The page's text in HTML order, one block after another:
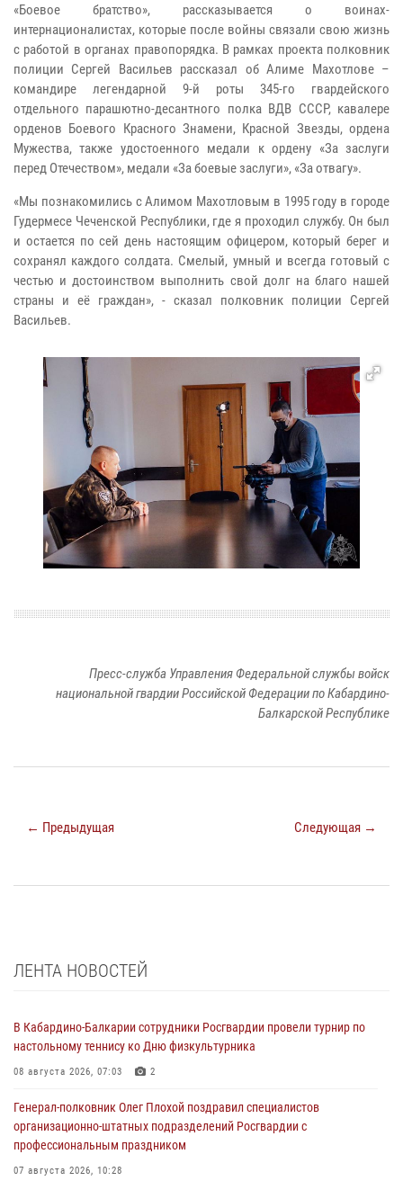
«Боевое братство», рассказывается о воинах-
интернационалистах, которые после войны связали свою жизнь
с работой в органах правопорядка. В рамках проекта полковник
полиции Сергей Васильев рассказал об Алиме Махотлове –
командире легендарной 9-й роты 345-го гвардейского
отдельного парашютно-десантного полка ВДВ СССР, кавалере
орденов Боевого Красного Знамени, Красной Звезды, ордена
Мужества, также удостоенного медали к ордену «За заслуги
перед Отечеством», медали «За боевые заслуги», «За отвагу».
«Мы познакомились с Алимом Махотловым в 1995 году в городе
Гудермесе Чеченской Республики, где я проходил службу. Он был
и остается по сей день настоящим офицером, который берег и
сохранял каждого солдата. Смелый, умный и всегда готовый с
честью и достоинством выполнить свой долг на благо нашей
страны и её граждан», - сказал полковник полиции Сергей
Васильев.
Пресс-служба Управления Федеральной службы войск
национальной гвардии Российской Федерации по Кабардино-
Балкарской Республике
← Предыдущая Следующая →
ЛЕНТА НОВОСТЕЙ
В Кабардино-Балкарии сотрудники Росгвардии провели турнир по
настольному теннису ко Дню физкультурника
08 августа 2026, 07:03 2
Генерал-полковник Олег Плохой поздравил специалистов
организационно-штатных подразделений Росгвардии с
профессиональным праздником
07 августа 2026, 10:28